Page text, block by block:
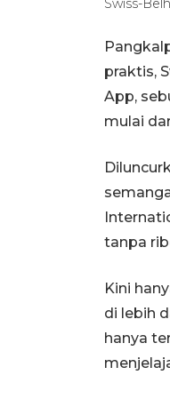
Swiss-
praktis,
App,
mulai
tanpa
Kini
di lebih
hanya